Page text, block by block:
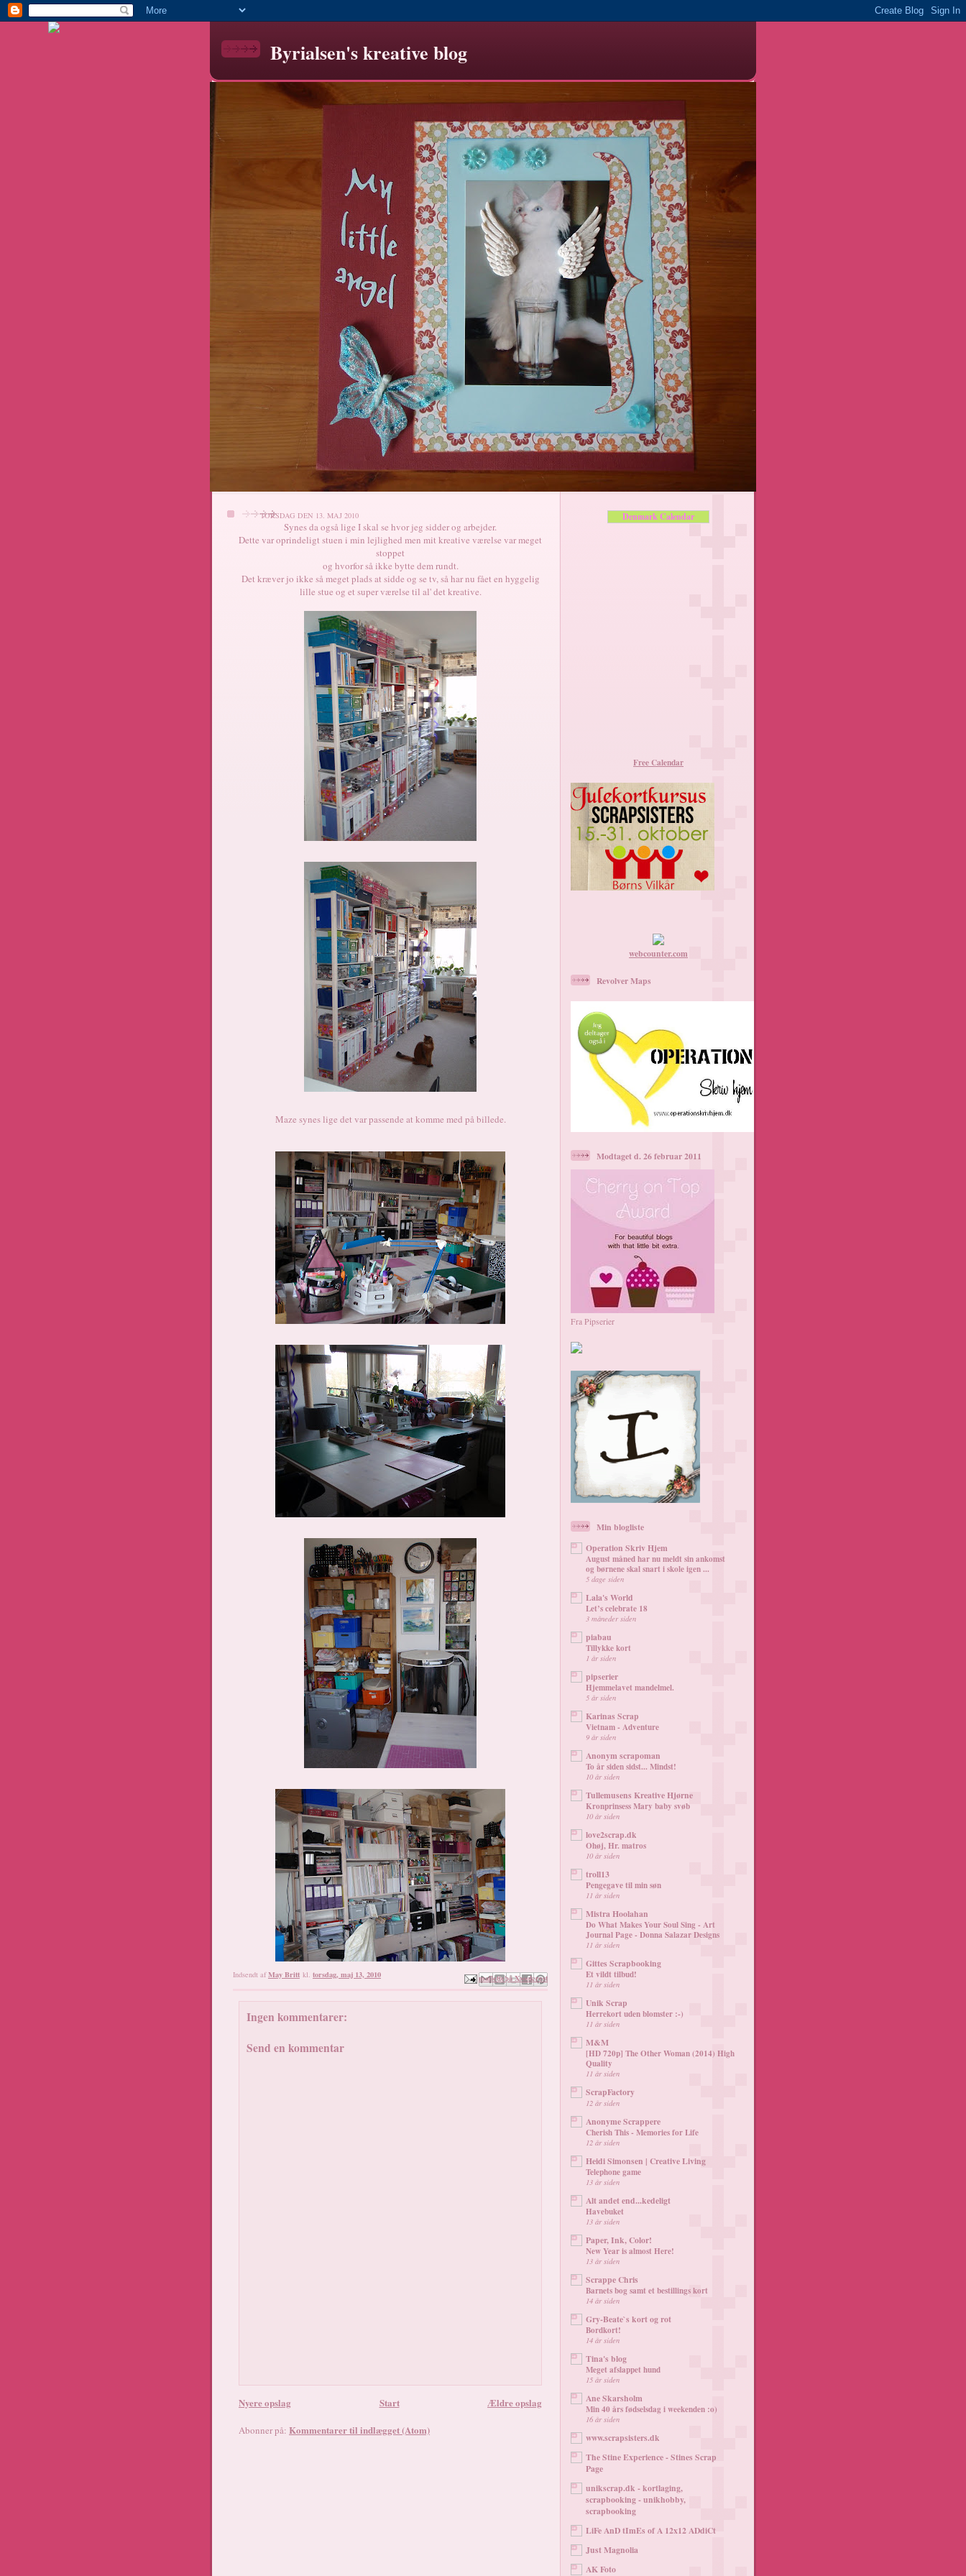
Byrialsen's kreative blog
TORSDAG DEN 13. MAJ 2010
Synes da også lige I skal se hvor jeg sidder og arbejder.
Dette var oprindeligt stuen i min lejlighed men mit kreative værelse var meget
stoppet
og hvorfor så ikke bytte dem rundt.
Det kræver jo ikke så meget plads at sidde og se tv, så har nu fået en hyggelig
lille stue og et super værelse til al' det kreative.
Maze synes lige det var passende at komme med på billede.
Indsendt afMay Britt kl. torsdag, maj 13, 2010 Send med mail
Blog om dette!Del på X
Del via Facebook
Del på Pinterest
Ingen kommentarer:
Send en kommentar
Nyere opslag Ældre opslag
Start
Abonner på: Kommentarer til indlægget (Atom)
Denmark Calendar
Free Calendar
webcounter.com
Revolver Maps
Modtaget d. 26 februar 2011
Fra Pipserier
Min blogliste
Operation Skriv Hjem
August måned har nu meldt sin ankomst
og børnene skal snart i skole igen ...
5 dage siden
Lala's World
Let’s celebrate 18
3 måneder siden
piabau
Tillykke kort
1 år siden
pipserier
Hjemmelavet mandelmel.
5 år siden
Karinas Scrap
Vietnam - Adventure
9 år siden
Anonym scrapoman
To år siden sidst... Mindst!
10 år siden
Tullemusens Kreative Hjørne
Kronprinsess Mary baby svøb
10 år siden
love2scrap.dk
Ohøj, Hr. matros
10 år siden
troll13
Pengegave til min søn
11 år siden
Mistra Hoolahan
Do What Makes Your Soul Sing - Art
Journal Page - Donna Salazar Designs
11 år siden
Gittes Scrapbooking
Et vildt tilbud!
11 år siden
Unik Scrap
Herrekort uden blomster :-)
11 år siden
M&M
[HD 720p] The Other Woman (2014) High
Quality
11 år siden
ScrapFactory
12 år siden
Anonyme Scrappere
Cherish This - Memories for Life
12 år siden
Heidi Simonsen | Creative Living
Telephone game
13 år siden
Alt andet end...kedeligt
Havebuket
13 år siden
Paper, Ink, Color!
New Year is almost Here!
13 år siden
Scrappe Chris
Barnets bog samt et bestillings kort
14 år siden
Gry-Beate`s kort og rot
Bordkort!
14 år siden
Tina's blog
Meget afslappet hund
15 år siden
Ane Skarsholm
Min 40 års fødselsdag i weekenden :o)
16 år siden
www.scrapsisters.dk
The Stine Experience - Stines Scrap
Page
unikscrap.dk - kortlaging,
scrapbooking - unikhobby,
scrapbooking
LiFe AnD tImEs of A 12x12 ADdiCt
Just Magnolia
AK Foto